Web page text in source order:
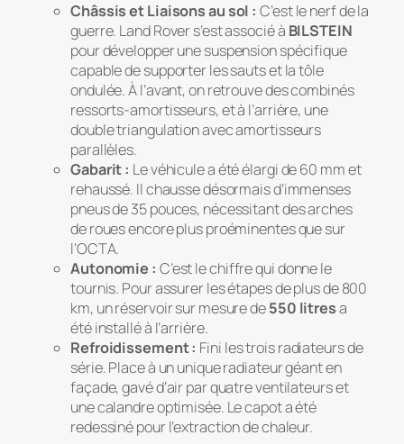
Châssis et Liaisons au sol : C’est le nerf de la
guerre. Land Rover s’est associé à BILSTEIN
pour développer une suspension spécifique
capable de supporter les sauts et la tôle
ondulée. À l’avant, on retrouve des combinés
ressorts-amortisseurs, et à l’arrière, une
double triangulation avec amortisseurs
parallèles.
Gabarit : Le véhicule a été élargi de 60 mm et
rehaussé. Il chausse désormais d’immenses
pneus de 35 pouces, nécessitant des arches
de roues encore plus proéminentes que sur
l’OCTA.
Autonomie : C’est le chiffre qui donne le
tournis. Pour assurer les étapes de plus de 800
km, un réservoir sur mesure de550 litresa
été installé à l’arrière.
Refroidissement : Fini les trois radiateurs de
série. Place à un unique radiateur géant en
façade, gavé d’air par quatre ventilateurs et
une calandre optimisée. Le capot a été
redessiné pour l’extraction de chaleur.